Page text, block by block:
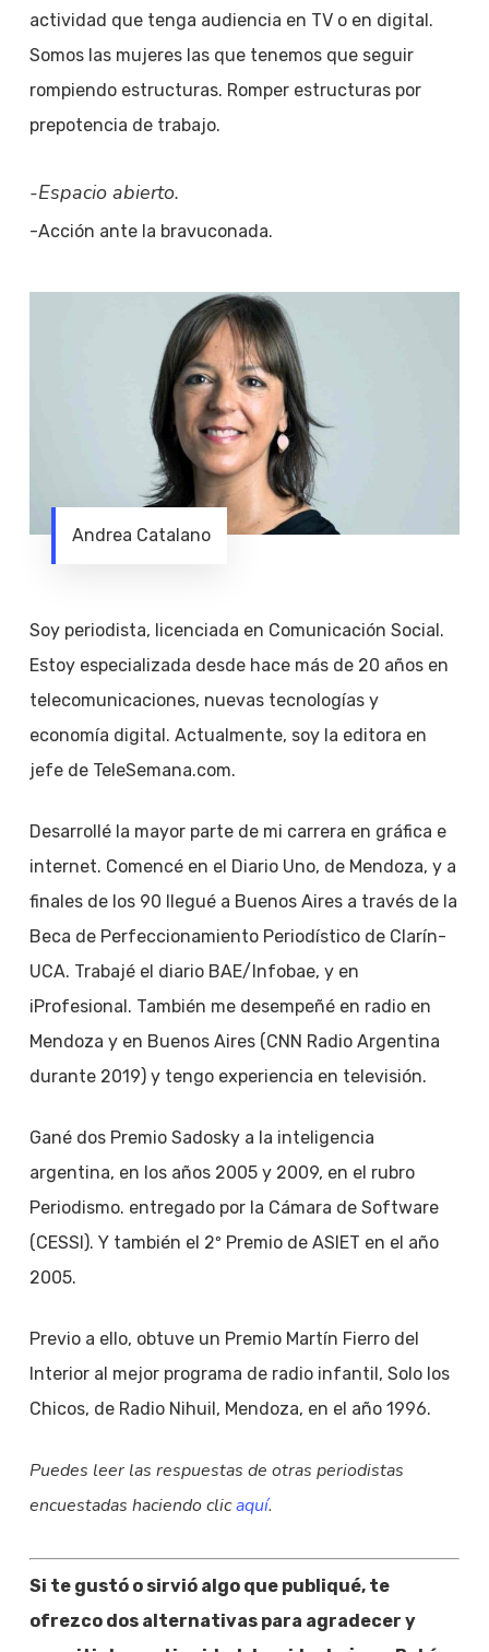
actividad que tenga audiencia en TV o en digital.
Somos las mujeres las que tenemos que seguir
rompiendo estructuras. Romper estructuras por
prepotencia de trabajo.
-Espacio abierto.
-Acción ante la bravuconada.
Andrea Catalano
Soy periodista, licenciada en Comunicación Social.
Estoy especializada desde hace más de 20 años en
telecomunicaciones, nuevas tecnologías y
economía digital. Actualmente, soy la editora en
jefe de TeleSemana.com.
Desarrollé la mayor parte de mi carrera en gráfica e
internet. Comencé en el Diario Uno, de Mendoza, y a
finales de los 90 llegué a Buenos Aires a través de la
Beca de Perfeccionamiento Periodístico de Clarín-
UCA. Trabajé el diario BAE/Infobae, y en
iProfesional. También me desempeñé en radio en
Mendoza y en Buenos Aires (CNN Radio Argentina
durante 2019) y tengo experiencia en televisión.
Gané dos Premio Sadosky a la inteligencia
argentina, en los años 2005 y 2009, en el rubro
Periodismo. entregado por la Cámara de Software
(CESSI). Y también el 2º Premio de ASIET en el año
2005.
Previo a ello, obtuve un Premio Martín Fierro del
Interior al mejor programa de radio infantil, Solo los
Chicos, de Radio Nihuil, Mendoza, en el año 1996.
Puedes leer las respuestas de otras periodistas
encuestadas haciendo clicaquí.
Si te gustó o sirvió algo que publiqué, te
ofrezco dos alternativas para agradecer y